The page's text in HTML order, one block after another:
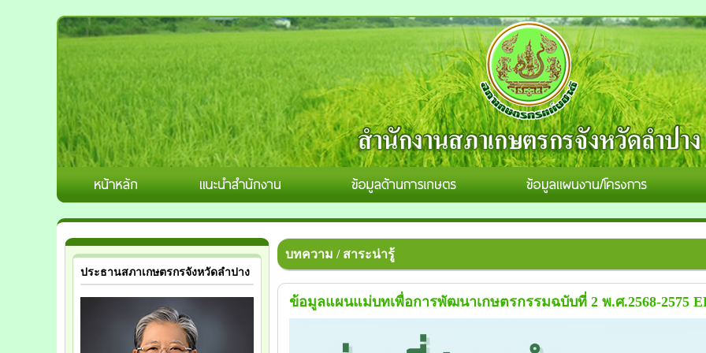
ประธานสภาเกษตรกรจังหวัดลำปาง
บทความ / สาระน่ารู้
ข้อมูลแผนแม่บทเพื่อการพัฒนาเกษตรกรรมฉบับที่ 2 พ.ศ.2568-2575